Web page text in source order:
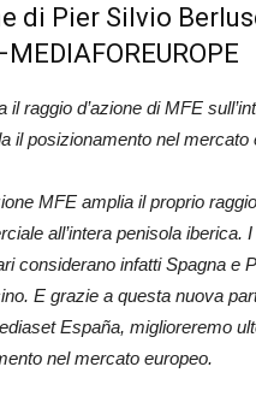
di Pier Silvio
il raggio d’azione di MFE
il posizionamento nel mercato
MFE amplia il proprio
all’intera penisola iberica.
considerano infatti Spagna e
E grazie a questa nuova
España, miglioreremo
nel mercato europeo.